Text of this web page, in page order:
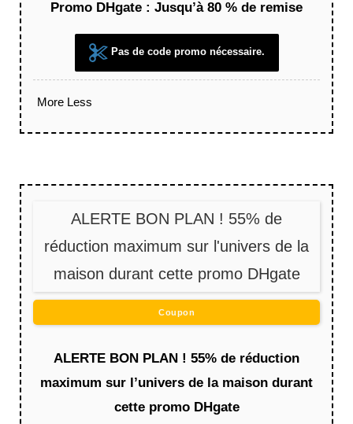
Promo DHgate : Jusqu’à 80 % de remise
Pas de code promo nécessaire.
More Less
ALERTE BON PLAN ! 55% de
réduction maximum sur l'univers de la
maison durant cette promo DHgate
Coupon
ALERTE BON PLAN ! 55% de réduction
maximum sur l’univers de la maison durant
cette promo DHgate